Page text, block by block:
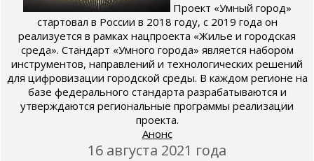
Проект «Умный город»
стартовал в России в 2018 году, с 2019 года он
реализуется в рамках нацпроекта «Жилье и городская
среда». Стандарт «Умного города» является набором
инструментов, направлений и технологических решений
для цифровизации городской среды. В каждом регионе на
базе федерального стандарта разрабатываются и
утверждаются региональные программы реализации
проекта.
Анонс
16 августа 2021 года